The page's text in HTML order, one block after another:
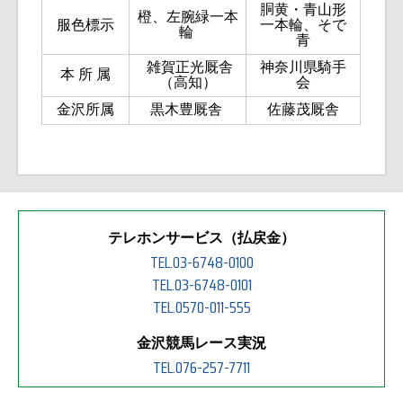
服色標示
橙、左腕緑一本
輪
胴黄・青山形
一本輪、そで
青
本 所 属
雑賀正光厩舎
（高知）
神奈川県騎手
会
金沢所属
黒木豊厩舎 佐藤茂厩舎
テレホンサービス（払戻金）
TEL.03-6748-0100
TEL.03-6748-0101
TEL.0570-011-555
金沢競馬レース実況
TEL.076-257-7711